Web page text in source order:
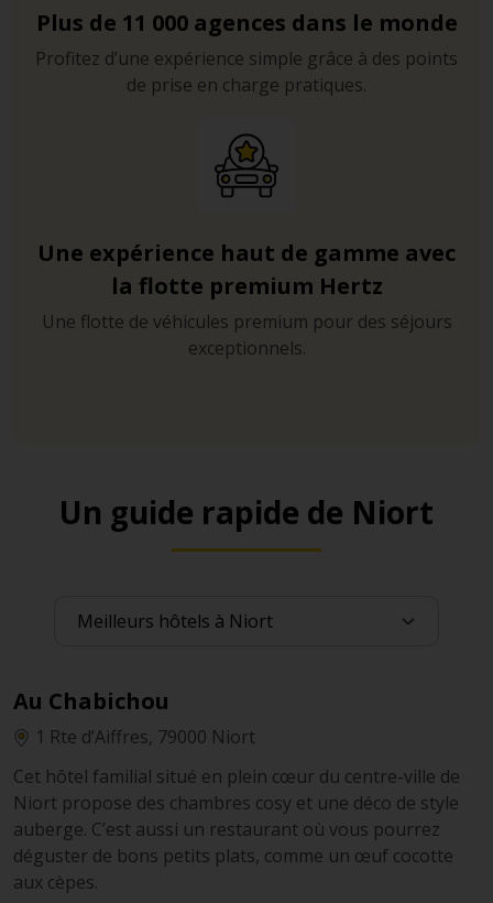
Plus de 11 000 agences dans le monde
Profitez d’une expérience simple grâce à des points
de prise en charge pratiques.
Une expérience haut de gamme avec
la flotte premium Hertz
Une flotte de véhicules premium pour des séjours
exceptionnels.
Un guide rapide de Niort
Au Chabichou
1 Rte d’Aiffres, 79000 Niort
Cet hôtel familial situé en plein cœur du centre-ville de
Niort propose des chambres cosy et une déco de style
auberge. C’est aussi un restaurant où vous pourrez
déguster de bons petits plats, comme un œuf cocotte
aux cèpes.